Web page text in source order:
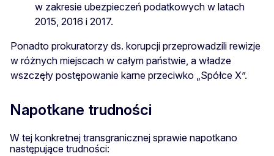
w zakresie ubezpieczeń podatkowych w latach
2015, 2016 i 2017.
Ponadto prokuratorzy ds. korupcji przeprowadzili rewizje
w różnych miejscach w całym państwie, a władze
wszczęły postępowanie karne przeciwko „Spółce X”.
Napotkane trudności
W tej konkretnej transgranicznej sprawie napotkano
następujące trudności: